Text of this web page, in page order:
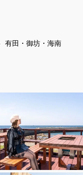
有田・御坊・海南